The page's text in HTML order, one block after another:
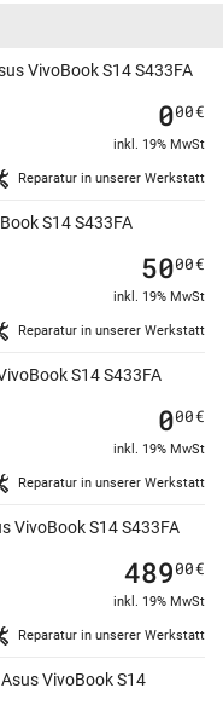
VivoBook S14 S433FA
Reparatur in unserer Werkstatt
000€
inkl. 19% MwSt
S14 S433FA
Reparatur in unserer Werkstatt
5000€
inkl. 19% MwSt
S14 S433FA
Reparatur in unserer Werkstatt
000€
inkl. 19% MwSt
VivoBook S14 S433FA
Reparatur in unserer Werkstatt
48900€
inkl. 19% MwSt
VivoBook S14